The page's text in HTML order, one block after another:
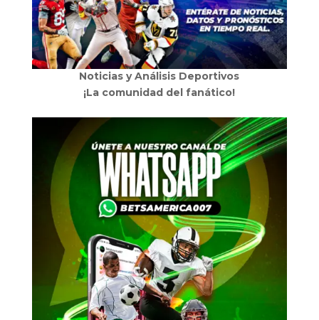
Noticias y Análisis Deportivos
¡La comunidad del fanático!